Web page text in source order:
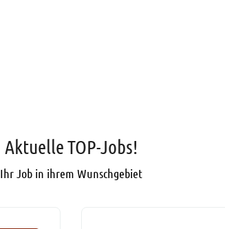
Aktuelle TOP-Jobs!
Ihr Job in ihrem Wunschgebiet